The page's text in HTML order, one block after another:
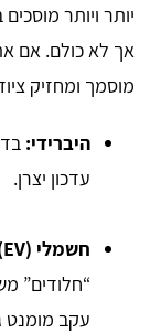
יותר ויותר
אך לא כולם. אם
מוסמך ומחזיק
היברידי:
עדכון יצרן.
חשמלי (EV):
“חלודים”
עקב מומנט